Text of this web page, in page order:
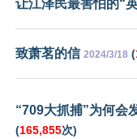
让江泽民最害怕的“
致萧茗的信 2024/3/18 (
“709大抓捕”为何会
(165,855次)